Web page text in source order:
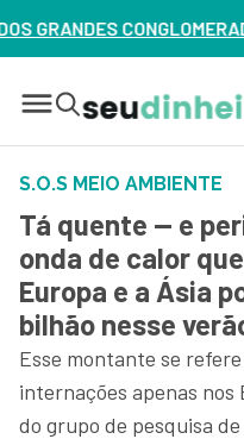
NO BRASIL? VEJA ERROS
S.O.S MEIO AMBIENTE
Tá quente — e
onda de calor
Europa e a Ásia
bilhão nesse
Esse montante se
internações apenas nos
do grupo de pesquisa